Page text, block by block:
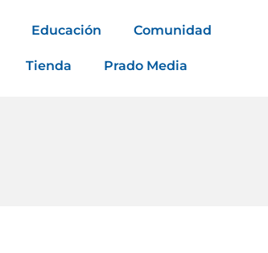
Educación Comunidad
Tienda Prado Media